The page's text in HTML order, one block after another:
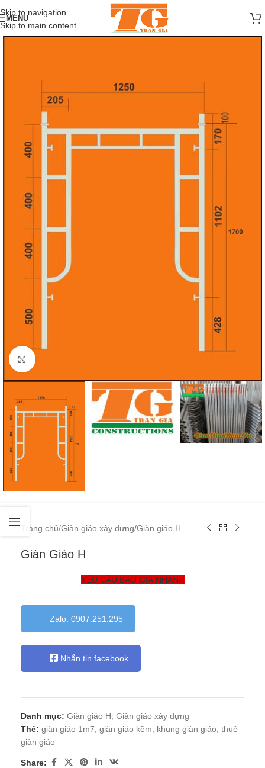
Skip to navigation
Skip to main content
MENU
Click to enlarge
Trang chủ/Giàn giáo xây dựng/Giàn giáo H
Giàn Giáo H
YÊU CẦU BÁO GIÁ NHANH
Zalo: 0907.251.295
Nhắn tin facebook
Danh mục: Giàn giáo H, Giàn giáo xây dựng
Thẻ: giàn giáo 1m7, giàn giáo kẽm, khung giàn giáo, thuê
giàn giáo
Share: